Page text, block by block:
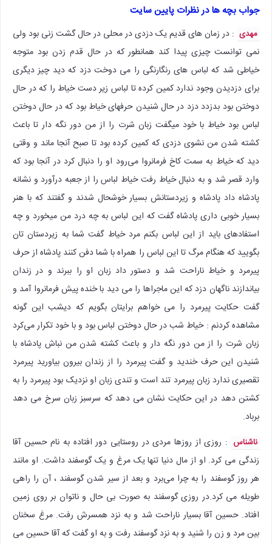
جواب بچه ها در نظرات پایین سایت
مهدی : در زمان های قدیم یک دزدی در محلی در حال گشت زنی بود ولی
نمی توانست چیزی پیدا کند همانطور که در حال قدم زدن بود متوجه
خیاطی شد که لباس های رنگارنگی را می دوخت دزد که دید چیز دیگری
برای دزدیدن وجود ندارد کمین کرده تا لباس زیر دست خیاط را که در حال
دوختن بود بدزدد دزد در حال شنیدن حرفهای خیاط بود که در حال دوختن
لباس بود خیاط با خود میگفت زبان شرت را از من دور نگه دار تا باعث
کشته شدن من نشوی دزدی که کمین کرده بود تا صبح آنجا ماند و وقتی
دید که خیاط به سمت کاخ فرمانروا می‌رود او را دنبال کرد در آنجا بود که
وارد قصر شد و به دنبال خیاط رفت خیاط لباس را از جعبه درآورد و نشانه
پادشاه داد پادشاه و زیردستانش بسیار خوشحال شدند و گفتند که با هنر
بسیار خوبی داری پادشاه گفت که این لباس به چه درد من میخورد و چه
استفادهای باید از این لباس بکنم مرد خیاط گفت شما به زیردستان تان
بگویید که هنگام مرگ تا این لباس را همراه با شما دفن کنند پادشاه از حرف
پیرمرد و خیاط ناراحت شد و دستور داد زبان او را ببرند و در زندان
بیاندازند ناگهان دزد که این ماجراها را می دید با خنده پیش فرمانروا آمد و
گفت حکایت پیرمرد را می خواهم برایتان بگویم که دیشب این‌ گونه
مشاهده کردنم : خیاط شب در حال دوختن لباس بود و با خود تکرار می‌کرد
زبان شرت را از من دور نگه دار و باعث کشته شدن من نباش پادشاه با
شنیدن این حرف خندید و گفت پیرمرد را از زندان بیرون بیاورید پیرمرد
تقصیری ندارد زبان پیرمرد تند است و تندی زبان او نزدیک بود پیرمرد را به
کشتن دهد در این حکایت نشان می دهد که سرسبز زبان سرخ می دهد
برباد.
ناشناس : روزی از روزها مردی در روستایی دور افتاده به نام حسین آقا
زندگی می کرد. او از مال دنیا تنها یک مرغ و یک گوسفند داشت. او مانند
هر روز گوسفند را به چرا می‌برد و بعد از سیر شدن گوسفند ، آن را راهی
طویله می کرد‌.در روزی گوسفند به صورت بی حال و ناتوان بر روی زمین
افتاد. حسین آقا بسیار ناراحت شد و به نزد همسرش رفت. مرغ سخنان
بین مرد و زن را شنید و به نزد گوسفند رفت و به او گفت که آقا حسین می